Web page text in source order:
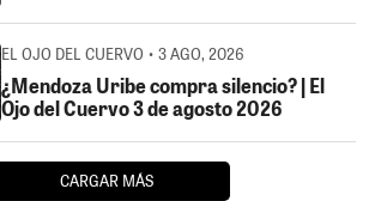
EL OJO DEL CUERVO • 3 AGO, 2026
¿Mendoza Uribe compra silencio? | El
Ojo del Cuervo 3 de agosto 2026
CARGAR MÁS